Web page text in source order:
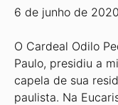
6 de junho de 2020
O Cardeal Odilo
Paulo, presidiu a
capela de sua
paulista. Na